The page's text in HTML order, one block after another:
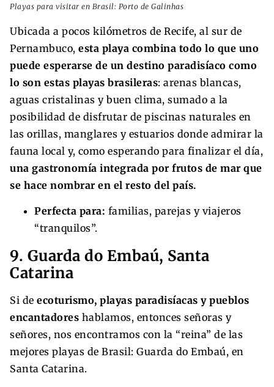
Playas para visitar en Brasil: Porto de Galinhas
Ubicada a pocos kilómetros de Recife, al sur de
Pernambuco, esta playa combina todo lo que uno
puede esperarse de un destino paradisíaco como
lo son estas playas brasileras: arenas blancas,
aguas cristalinas y buen clima, sumado a la
posibilidad de disfrutar de piscinas naturales en
las orillas, manglares y estuarios donde admirar la
fauna local y, como esperando para finalizar el día,
una gastronomía integrada por frutos de mar que
se hace nombrar en el resto del país.
Perfecta para: familias, parejas y viajeros
“tranquilos”.
9. Guarda do Embaú, Santa
Catarina
Si de ecoturismo, playas paradisíacas y pueblos
encantadores hablamos, entonces señoras y
señores, nos encontramos con la “reina” de las
mejores playas de Brasil: Guarda do Embaú, en
Santa Catarina.